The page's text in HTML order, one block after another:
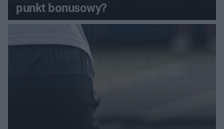
punkt bonusowy?